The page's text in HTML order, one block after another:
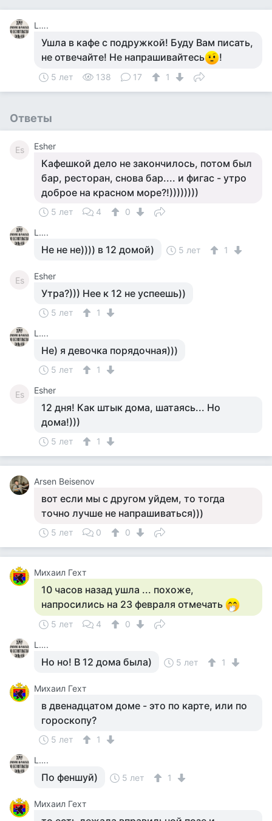
L….
Ушла в кафе с подружкой! Буду Вам писать,
не отвечайте! Не напрашивайтесь
!
5 лет 138 17 1
Ответы
Es Esher
Кафешкой дело не закончилось, потом был
бар, ресторан, снова бар.... и фигас - утро
доброе на красном море?!))))))))
5 лет 4
0
L….
Не не не)))) в 12 домой) 5 лет 1
Es Esher
Утра?))) Нее к 12 не успеешь))
5 лет
1
L….
Не) я девочка порядочная)))
5 лет 1
Es Esher
12 дня! Как штык дома, шатаясь... Но
дома!)))
5 лет 1
Arsen Beisenov
вот если мы с другом уйдем, то тогда
точно лучше не напрашиваться)))
5 лет 0 0
Михаил Гехт
10 часов назад ушла ... похоже,
напросились на 23 февраля отмечать
5 лет 4
0
L….
Но но! В 12 дома была) 5 лет 1
Михаил Гехт
в двенадцатом доме - это по карте, или по
гороскопу?
5 лет
1
L….
По феншуй) 5 лет 1
Михаил Гехт